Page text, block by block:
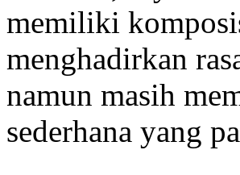
memiliki
menghadirkan
namun masih
sederhana yang